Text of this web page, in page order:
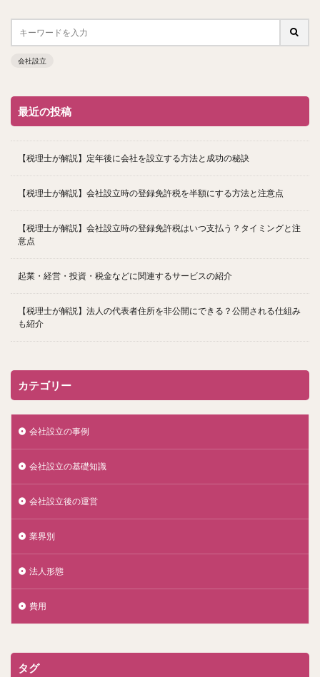
会社設立
最近の投稿
【税理士が解説】定年後に会社を設立する方法と成功の秘訣
【税理士が解説】会社設立時の登録免許税を半額にする方法と注意点
【税理士が解説】会社設立時の登録免許税はいつ支払う？タイミングと注
意点
起業・経営・投資・税金などに関連するサービスの紹介
【税理士が解説】法人の代表者住所を非公開にできる？公開される仕組み
も紹介
カテゴリー
会社設立の事例
会社設立の基礎知識
会社設立後の運営
業界別
法人形態
費用
タグ